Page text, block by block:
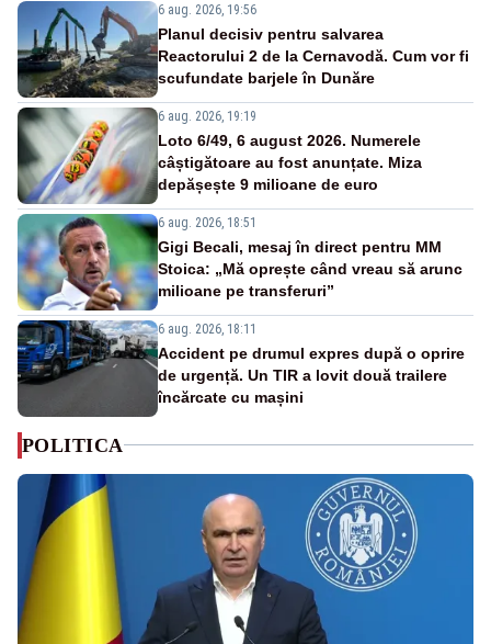
6 aug. 2026, 19:56
Planul decisiv pentru salvarea
Reactorului 2 de la Cernavodă. Cum vor fi
scufundate barjele în Dunăre
6 aug. 2026, 19:19
Loto 6/49, 6 august 2026. Numerele
câștigătoare au fost anunțate. Miza
depășește 9 milioane de euro
6 aug. 2026, 18:51
Gigi Becali, mesaj în direct pentru MM
Stoica: „Mă oprește când vreau să arunc
milioane pe transferuri”
6 aug. 2026, 18:11
Accident pe drumul expres după o oprire
de urgență. Un TIR a lovit două trailere
încărcate cu mașini
POLITICA